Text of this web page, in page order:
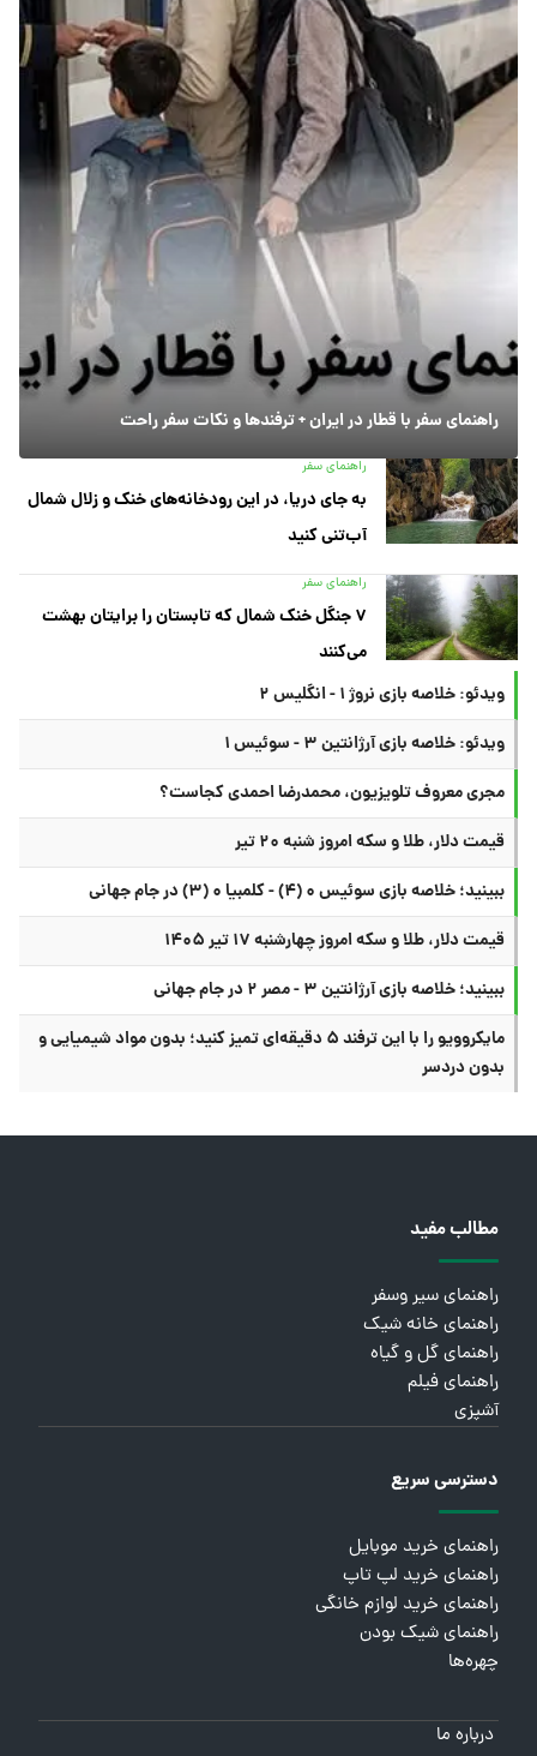
راهنمای سفر با قطار در ایران + ترفندها و نکات سفر راحت
راهنمای سفر
به جای دریا، در این رودخانه‌های خنک و زلال شمال
آب‌تنی کنید
راهنمای سفر
۷ جنگل خنک شمال که تابستان را برایتان بهشت
می‌کنند
ویدئو: خلاصه بازی نروژ ۱ - انگلیس ۲
ویدئو: خلاصه بازی آرژانتین ۳ - سوئیس ۱
مجری معروف تلویزیون، محمدرضا احمدی کجاست؟
قیمت دلار، طلا و سکه امروز شنبه ۲۰ تیر
ببینید؛ خلاصه بازی سوئیس ۰ (۴) - کلمبیا ۰ (۳) در جام جهانی
قیمت دلار، طلا و سکه امروز چهارشنبه ۱۷ تیر ۱۴۰۵
ببینید؛ خلاصه بازی آرژانتین ۳ - مصر ۲ در جام جهانی
مایکروویو را با این ترفند ۵ دقیقه‌ای تمیز کنید؛ بدون مواد شیمیایی و
بدون دردسر
مطالب مفید
راهنمای سیر وسفر
راهنمای خانه شیک
راهنمای گل و گیاه
راهنمای فیلم
آشپزی
دسترسی سریع
راهنمای خرید موبایل
راهنمای خرید لپ تاپ
راهنمای خرید لوازم خانگی
راهنمای شیک بودن
چهره‌ها
درباره ما